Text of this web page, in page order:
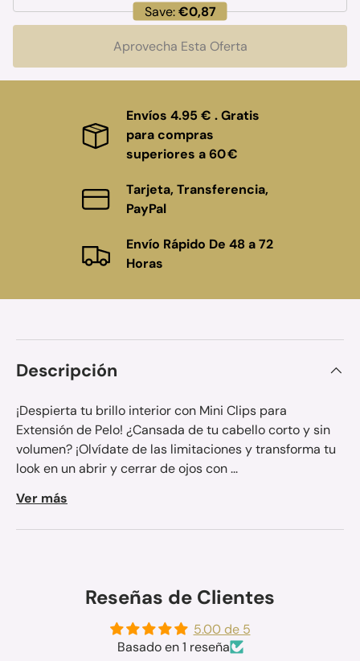
Save: €0,87
Aprovecha Esta Oferta
Envíos 4.95 € . Gratis
para compras
superiores a 60 €
Tarjeta, Transferencia,
PayPal
Envío Rápido De 48 a 72
Horas
Descripción
¡Despierta tu brillo interior con Mini Clips para
Extensión de Pelo! ¿Cansada de tu cabello corto y sin
volumen? ¡Olvídate de las limitaciones y transforma tu
look en un abrir y cerrar de ojos con ...
Ver más
Reseñas de Clientes
5.00 de 5
Basado en 1 reseña